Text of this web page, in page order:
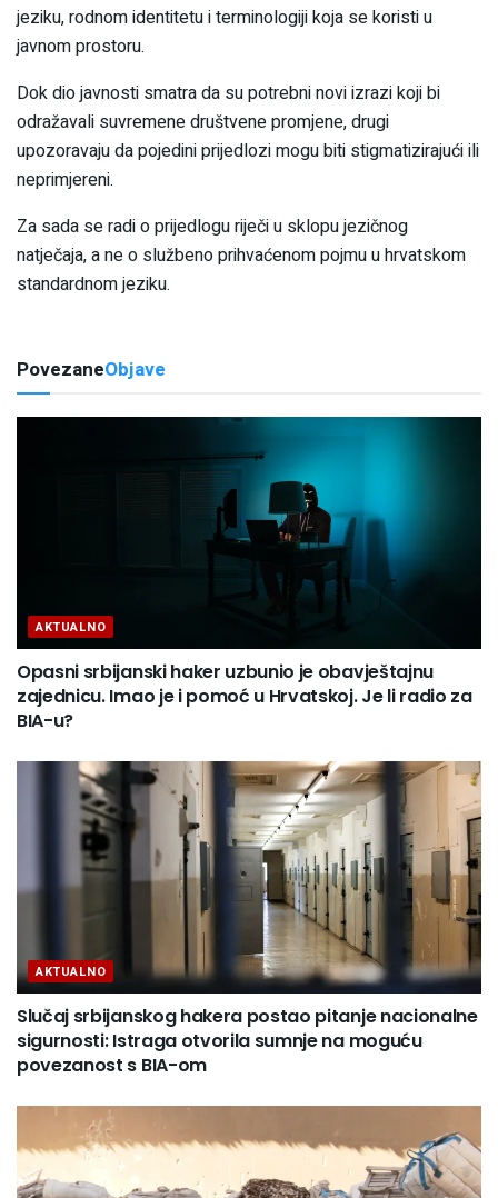
jeziku, rodnom identitetu i terminologiji koja se koristi u
javnom prostoru.
Dok dio javnosti smatra da su potrebni novi izrazi koji bi
odražavali suvremene društvene promjene, drugi
upozoravaju da pojedini prijedlozi mogu biti stigmatizirajući ili
neprimjereni.
Za sada se radi o prijedlogu riječi u sklopu jezičnog
natječaja, a ne o službeno prihvaćenom pojmu u hrvatskom
standardnom jeziku.
PovezaneObjave
AKTUALNO
Opasni srbijanski haker uzbunio je obavještajnu
zajednicu. Imao je i pomoć u Hrvatskoj. Je li radio za
BIA-u?
AKTUALNO
Slučaj srbijanskog hakera postao pitanje nacionalne
sigurnosti: Istraga otvorila sumnje na moguću
povezanost s BIA-om